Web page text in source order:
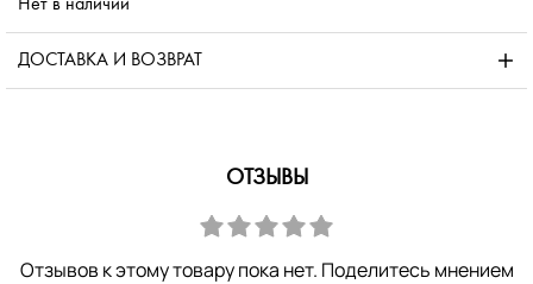
Нет в наличии
ДОСТАВКА И ВОЗВРАТ
ОТЗЫВЫ
Отзывов к этому товару пока нет. Поделитесь мнением